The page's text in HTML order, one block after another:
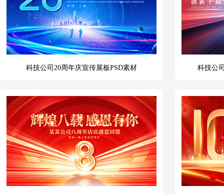
科技公司20周年庆宣传展板PSD素材 科技公